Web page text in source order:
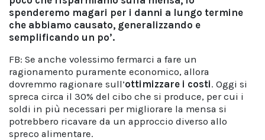
spenderemo magari per i danni a lungo termine
che abbiamo causato, generalizzando e
semplificando un po’.
FB: Se anche volessimo fermarci a fare un
ragionamento puramente economico, allora
dovremmo ragionare sull’ottimizzare i costi. Oggi si
spreca circa il 30% del cibo che si produce, per cui i
soldi in più necessari per migliorare la mensa si
potrebbero ricavare da un approccio diverso allo
spreco alimentare.